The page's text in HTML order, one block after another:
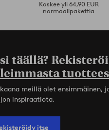
Koskee yli 64,90 EUR
normaalipakettia
täällä?
meillä olet ensimmäinen,
inspiraatiota.
itse